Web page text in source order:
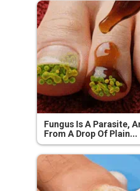
Fungus Is A Parasite,
From A Drop Of Plain...